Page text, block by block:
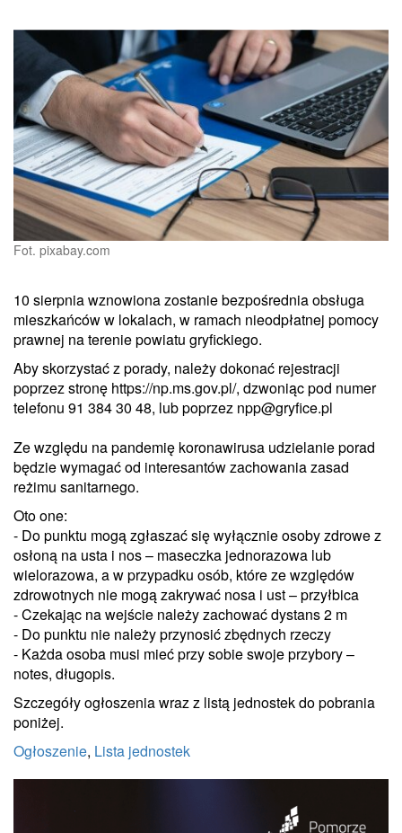
Fot. pixabay.com
10 sierpnia wznowiona zostanie bezpośrednia obsługa
mieszkańców w lokalach, w ramach nieodpłatnej pomocy
prawnej na terenie powiatu gryfickiego.
Aby skorzystać z porady, należy dokonać rejestracji
poprzez stronę https://np.ms.gov.pl/, dzwoniąc pod numer
telefonu 91 384 30 48, lub poprzez npp@gryfice.pl
Ze względu na pandemię koronawirusa udzielanie porad
będzie wymagać od interesantów zachowania zasad
reżimu sanitarnego.
Oto one:
- Do punktu mogą zgłaszać się wyłącznie osoby zdrowe z
osłoną na usta i nos – maseczka jednorazowa lub
wielorazowa, a w przypadku osób, które ze względów
zdrowotnych nie mogą zakrywać nosa i ust – przyłbica
- Czekając na wejście należy zachować dystans 2 m
- Do punktu nie należy przynosić zbędnych rzeczy
- Każda osoba musi mieć przy sobie swoje przybory –
notes, długopis.
Szczegóły ogłoszenia wraz z listą jednostek do pobrania
poniżej.
Ogłoszenie, Lista jednostek